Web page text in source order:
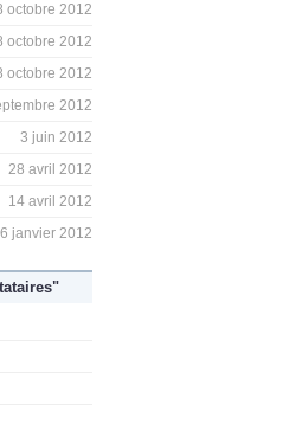
octobre 2012
octobre 2012
octobre 2012
2012
3 juin 2012
28 avril 2012
14 avril 2012
6 janvier 2012